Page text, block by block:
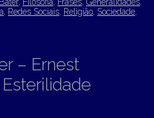
Redes Sociais Religião Sociedade
– Ernest